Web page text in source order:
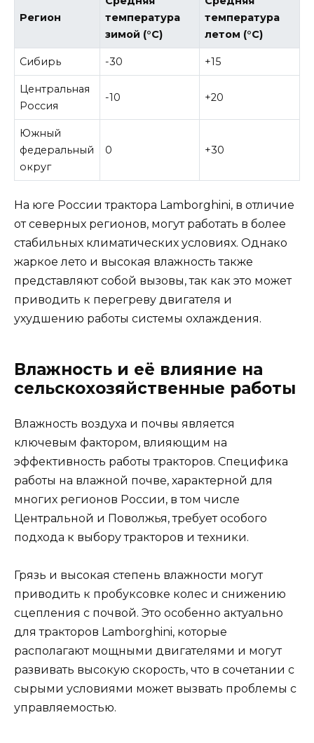
Регион
температура
зимой (°C)
температура
летом (°C)
Сибирь -30 +15
Центральная
Россия
-10 +20
Южный
федеральный
округ
0 +30
На юге России трактора Lamborghini, в отличие
от северных регионов, могут работать в более
стабильных климатических условиях. Однако
жаркое лето и высокая влажность также
представляют собой вызовы, так как это может
приводить к перегреву двигателя и
ухудшению работы системы охлаждения.
Влажность и её влияние на
сельскохозяйственные работы
Влажность воздуха и почвы является
ключевым фактором, влияющим на
эффективность работы тракторов. Специфика
работы на влажной почве, характерной для
многих регионов России, в том числе
Центральной и Поволжья, требует особого
подхода к выбору тракторов и техники.
Грязь и высокая степень влажности могут
приводить к пробуксовке колес и снижению
сцепления с почвой. Это особенно актуально
для тракторов Lamborghini, которые
располагают мощными двигателями и могут
развивать высокую скорость, что в сочетании с
сырыми условиями может вызвать проблемы с
управляемостью.